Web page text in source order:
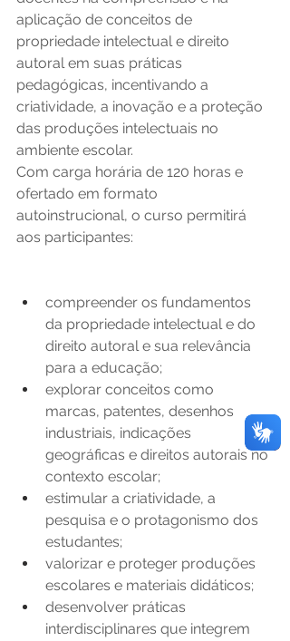
aplicação de conceitos de
propriedade intelectual e direito
autoral em suas práticas
pedagógicas, incentivando a
criatividade, a inovação e a proteção
das produções intelectuais no
ambiente escolar.
Com carga horária de 120 horas e
ofertado em formato
autoinstrucional, o curso permitirá
aos participantes:
compreender os fundamentos
da propriedade intelectual e do
direito autoral e sua relevância
para a educação;
explorar conceitos como
marcas, patentes, desenhos
industriais, indicações
geográficas e direitos autorais no
contexto escolar;
estimular a criatividade, a
pesquisa e o protagonismo dos
estudantes;
valorizar e proteger produções
escolares e materiais didáticos;
desenvolver práticas
interdisciplinares que integrem